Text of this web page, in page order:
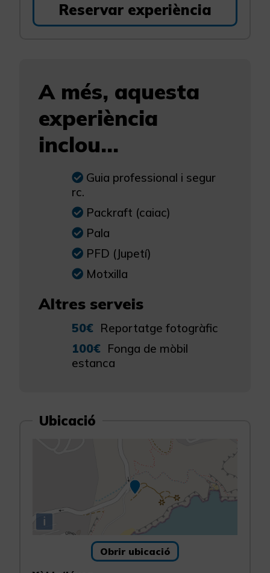
Reservar experiència
A més, aquesta
experiència
inclou...
Guia professional i segur
rc.
Packraft (caiac)
Pala
PFD (Jupetí)
Motxilla
Altres serveis
50€ Reportatge fotogràfic
100€ Fonga de mòbil
estanca
Ubicació
i
Obrir ubicació